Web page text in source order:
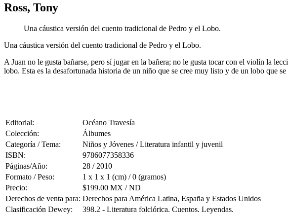
Ross, Tony
Una cáustica versión del cuento tradicional de Pedro y el Lobo.
Una cáustica versión del cuento tradicional de Pedro y el Lobo.
A Juan no le gusta bañarse, pero sí jugar en la bañera; no le gusta tocar con el violín la
lobo. Esta es la desafortunada historia de un niño que se cree muy listo y de un lobo que
Editorial:
Océano Travesía
Colección:
Álbumes
Categoría / Tema:
Niños y Jóvenes / Literatura infantil y juvenil
ISBN:
9786077358336
Páginas/Año:
28 / 2010
Formato / Peso:
1 x 1 x 1 (cm) / 0 (gramos)
Precio:
$199.00 MX / ND
Derechos de venta para: Derechos para América Latina, España y Estados Unidos
Clasificación Dewey:
398.2 - Literatura folclórica. Cuentos. Leyendas.